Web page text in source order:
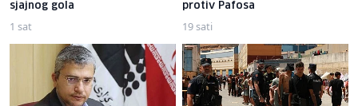
sjajnog gola
1 sat
protiv Pafosa
19 sati